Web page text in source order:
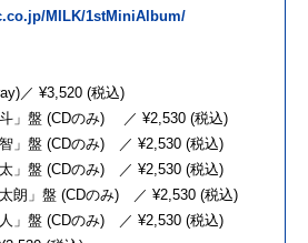
MILK/1stMiniAlbum/
／ ¥3,520 (税込)
」盤 (CDのみ) ／ ¥2,530 (税込)
」盤 (CDのみ) ／ ¥2,530 (税込)
」盤 (CDのみ) ／ ¥2,530 (税込)
朗」盤 (CDのみ) ／ ¥2,530 (税込)
」盤 (CDのみ) ／ ¥2,530 (税込)